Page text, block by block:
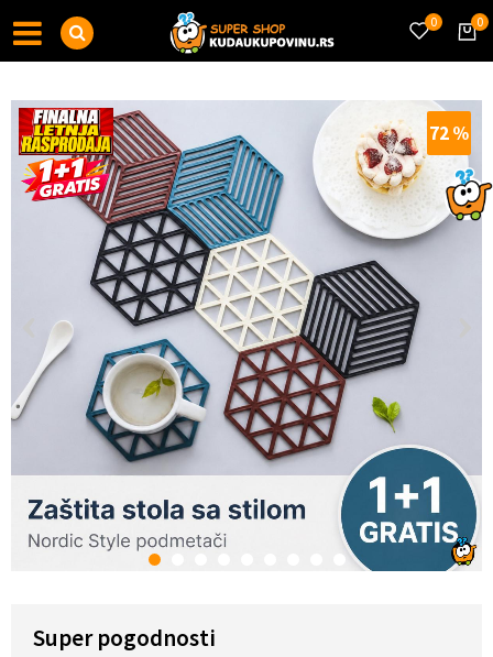
0
0
1 9
72%
Super pogodnosti